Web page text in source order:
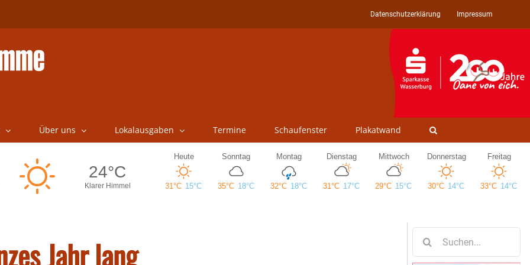
Datenschutzerklärung Impressum
Über uns Lokalausgaben Termine Schaufenster Plakatwand
Jahr lang
nach: